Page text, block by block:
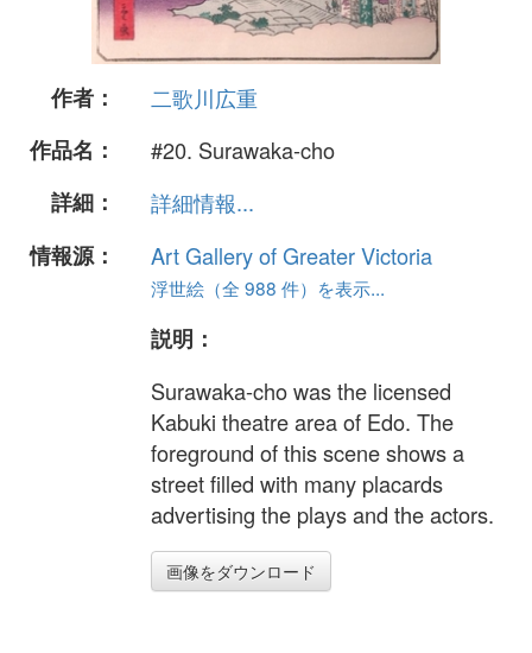
作者：
二歌川広重
作品名：
#20. Surawaka-cho
詳細：
詳細情報...
情報源：
Art Gallery of Greater Victoria
浮世絵（全 988 件）を表示...
説明：
Surawaka-cho was the licensed
Kabuki theatre area of Edo. The
foreground of this scene shows a
street filled with many placards
advertising the plays and the actors.
画像をダウンロード